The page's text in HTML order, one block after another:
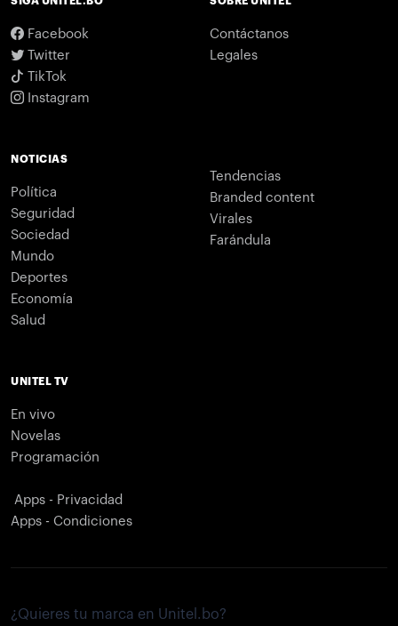
Facebook
Twitter
TikTok
Instagram
Contáctanos
Legales
NOTICIAS
Política
Seguridad
Sociedad
Mundo
Deportes
Economía
Salud
Tendencias
Branded content
Virales
Farándula
UNITEL TV
En vivo
Novelas
Programación
Apps - Privacidad
Apps - Condiciones
¿Quieres tu marca en Unitel.bo?